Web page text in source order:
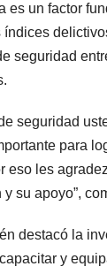
es un factor
seguridad
seguridad
para
eso les
su apoyo”,
destacó la
y